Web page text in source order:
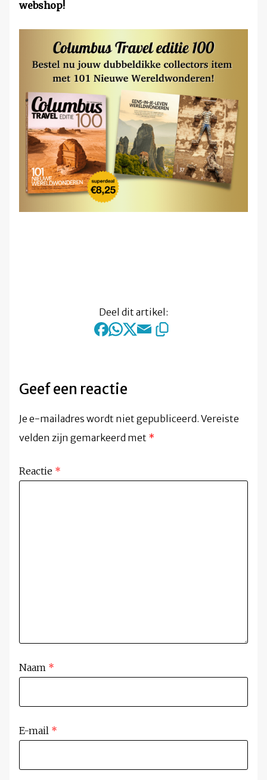
webshop!
Deel dit artikel:
Geef een reactie
Je e-mailadres wordt niet gepubliceerd. Vereiste
velden zijn gemarkeerd met *
Reactie *
Naam *
E-mail *